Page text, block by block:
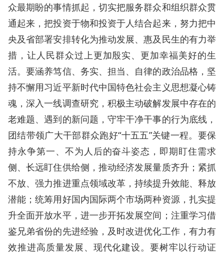
众最期盼的事情抓起，切实把服务群众和组织群众贯
通起来，把投资于物和投资于人结合起来，努力把中
央及省部署安排转化为推动发展、惠及民生的有力举
措，让人民群众过上更加殷实、更加幸福美好的生
活。要涵养笃信、务实、担当、自律的政治品格，坚
持不懈用习近平新时代中国特色社会主义思想凝心铸
魂，深入一线调查研究，积极主动破解发展中存在的
老难题、遇到的新问题，守牢干净干事的行为底线，
团结带领广大干部群众跑好“十五五”关键一程。要保
持永争第一、不为人后的奋斗姿态，即期盯住需求
侧、长远盯住供给侧，推动经济发展量质齐升；紧抓
不放、强力推进重点领域改革，持续提升效能、释放
潜能；统筹用好国内国际两个市场两种资源，扎实提
升全面开放水平，进一步开拓发展空间；注重学习借
鉴兄弟省份的先进经验，及时改进优化工作，有力有
效推进高质量发展、现代化建设。要树牢以行动证